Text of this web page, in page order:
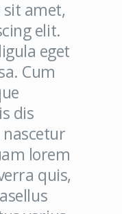
amet,
elit.
eget
Cum
dis
lorem
quis,